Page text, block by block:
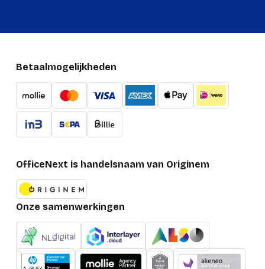
Betaalmogelijkheden
OfficeNext is handelsnaam van Originem
Onze samenwerkingen